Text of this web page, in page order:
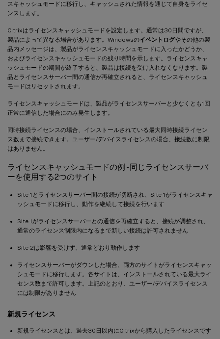
スキャッシュモードに移行し、キャッシュされた情報を通じて自身をライセ
ンスします。
Citrixはライセンスキャッシュモードを設定します。通常は30日間ですが、
製品によって異なる場合があります。Windowsのイベントログやその他の製
品内メッセージは、製品がライセンスキャッシュモードに入ったかどうか、
およびライセンスキャッシュモードの残り時間を示します。ライセンスキャ
ッシュモードの期間が終了すると、製品は接続を受け入れなくなります。製
品とライセンスサーバー間の通信が再確立されると、ライセンスキャッシュ
モードはリセットされます。
ライセンスキャッシュモードは、製品がライセンスサーバーと少なくとも1回
正常に通信した場合にのみ発生します。
同時接続ライセンスの場合、インストールされている最大同時接続ライセン
ス数まで接続できます。ユーザー/デバイスライセンスの場合、接続数に制限
はありません。
ライセンスキャッシュモードの例 - 同じライセンスサーバ
ーを使用する2つのサイト
Site 1とライセンスサーバー間の接続が切断され、Site 1がライセンスキャ
ッシュモードに移行し、動作を継続して接続を行います
Site 1がライセンスサーバーとの通信を再確立すると、接続が調整され、
通常のライセンス制限内になるまで新しい接続は許可されません
Site 2は影響を受けず、通常どおり動作します
ライセンスサーバーがダウンした場合、両方のサイトがライセンスキャッ
シュモードに移行します。各サイトは、インストールされている最大ライ
センス数まで許可します。上記のとおり、ユーザー/デバイスライセンス
には制限がありません
新規ライセンス
新規ライセンスとは、過去30日以内にCitrixから購入したライセンスです